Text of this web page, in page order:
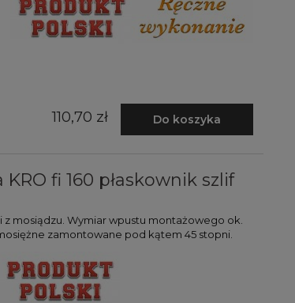
110,70 zł Do koszyka
fi 160 płaskownik szlif
mosiądzu. Wymiar wpustu montażowego ok.
zamontowane pod kątem 45 stopni.